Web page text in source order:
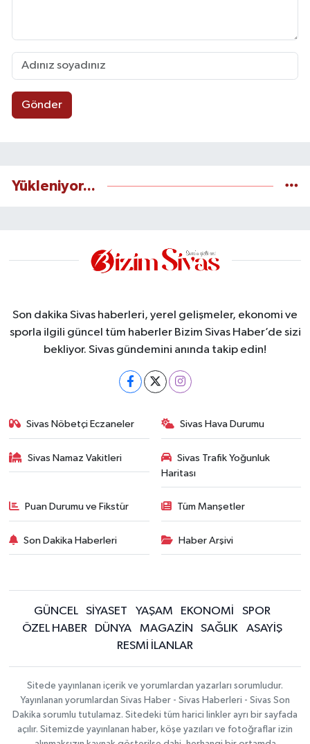
Gönder
Yükleniyor...
Son dakika Sivas haberleri, yerel gelişmeler, ekonomi ve
sporla ilgili güncel tüm haberler Bizim Sivas Haber’de sizi
bekliyor. Sivas gündemini anında takip edin!
Sivas Nöbetçi Eczaneler Sivas Hava Durumu
Sivas Namaz Vakitleri
Sivas Trafik Yoğunluk
Haritası
Puan Durumu ve Fikstür Tüm Manşetler
Son Dakika Haberleri Haber Arşivi
GÜNCEL SİYASET YAŞAM EKONOMİ
SPOR
ÖZEL HABER
DÜNYA MAGAZİN SAĞLIK
ASAYİŞ
RESMİ İLANLAR
Sitede yayınlanan içerik ve yorumlardan yazarları sorumludur.
Yayınlanan yorumlardan Sivas Haber - Sivas Haberleri - Sivas Son
Dakika sorumlu tutulamaz. Sitedeki tüm harici linkler ayrı bir sayfada
açılır. Sitemizde yayınlanan haber, köşe yazıları ve fotoğraflar izin